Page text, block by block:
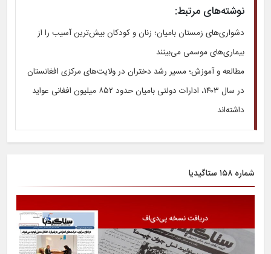
نوشته‌های مرتبط:
دشواری‌های زمستان بامیان؛ زنان و کودکان بیش‌ترین آسیب را از
بیماری‌های موسمی می‌بینند
مطالعه و آموزش؛ مسیر رشد دختران در ولایت‌های مرکزی افغانستان
در سال ۱۴۰۳، ادارات دولتی بامیان حدود ۸۵۲ میلیون افغانی عواید
داشته‌اند
شماره ۱۵۸ ستاگیدیا